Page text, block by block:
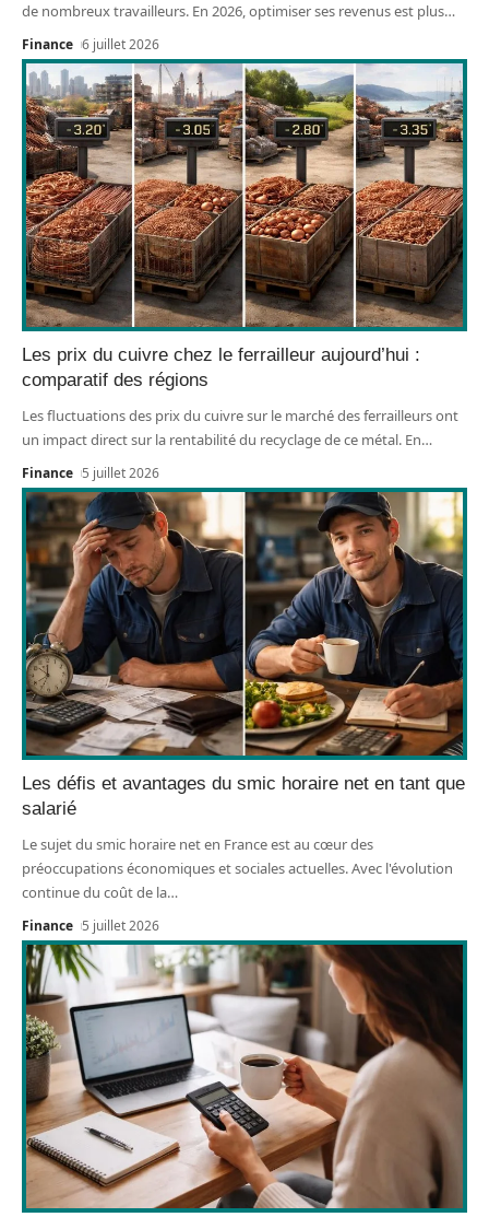
de nombreux travailleurs. En 2026, optimiser ses revenus est plus…
Finance 6 juillet 2026
Les prix du cuivre chez le ferrailleur aujourd’hui :
comparatif des régions
Les fluctuations des prix du cuivre sur le marché des ferrailleurs ont
un impact direct sur la rentabilité du recyclage de ce métal. En…
Finance 5 juillet 2026
Les défis et avantages du smic horaire net en tant que
salarié
Le sujet du smic horaire net en France est au cœur des
préoccupations économiques et sociales actuelles. Avec l'évolution
continue du coût de la…
Finance 5 juillet 2026